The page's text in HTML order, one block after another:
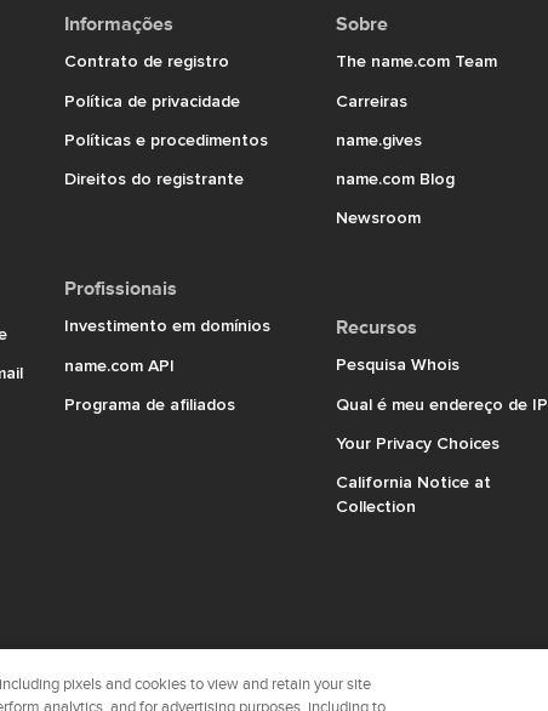
Informações
Contrato de registro
Política de privacidade
Políticas e procedimentos
Direitos do registrante
Profissionais
Investimento em domínios
name.com API
Programa de afiliados
Sobre
The name.com Team
Carreiras
name.gives
name.com Blog
Newsroom
Recursos
Pesquisa Whois
Qual é meu endereço de IP
Your Privacy Choices
California Notice at
Collection
pixels and cookies to view and retain your site